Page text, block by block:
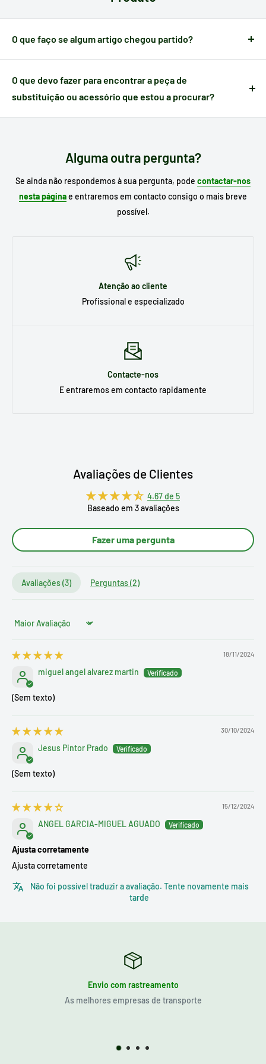
O que faço se algum artigo chegou partido?
Quando um artigo apresenta algum defeito causado no
transporte,dispõe de 24 horas a partir do momento da
receção
para nos notificar e poder gerir a ocorrência.
O que devo fazer para encontrar a peça de
substituição ou acessório que estou a procurar?
Escreva no motor de busca do nosso site omodelo do seu
Alguma outra pergunta?
Se ainda não respondemos à sua pergunta, pode contactar-nos
nesta páginae entraremos em contacto consigo o mais breve
possível.
Atenção ao cliente
Profissional e especializado
Contacte-nos
E entraremos em contacto rapidamente
Avaliações de Clientes
4.67 de 5
Baseado em 3 avaliações
Fazer uma pergunta
Avaliações (3) Perguntas (2)
Sort by
18/11/2024
miguel angel alvarez martin
(Sem texto)
30/10/2024
Jesus Pintor Prado
(Sem texto)
15/12/2024
ANGEL GARCIA-MIGUEL AGUADO
Ajusta corretamente
Ajusta corretamente
Não foi possível traduzir a avaliação. Tente novamente mais
tarde
Envio com rastreamento
As melhores empresas de transporte